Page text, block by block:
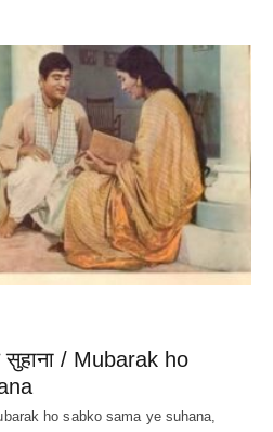
सुहाना / Mubarak ho
ho sabko sama ye suhana,